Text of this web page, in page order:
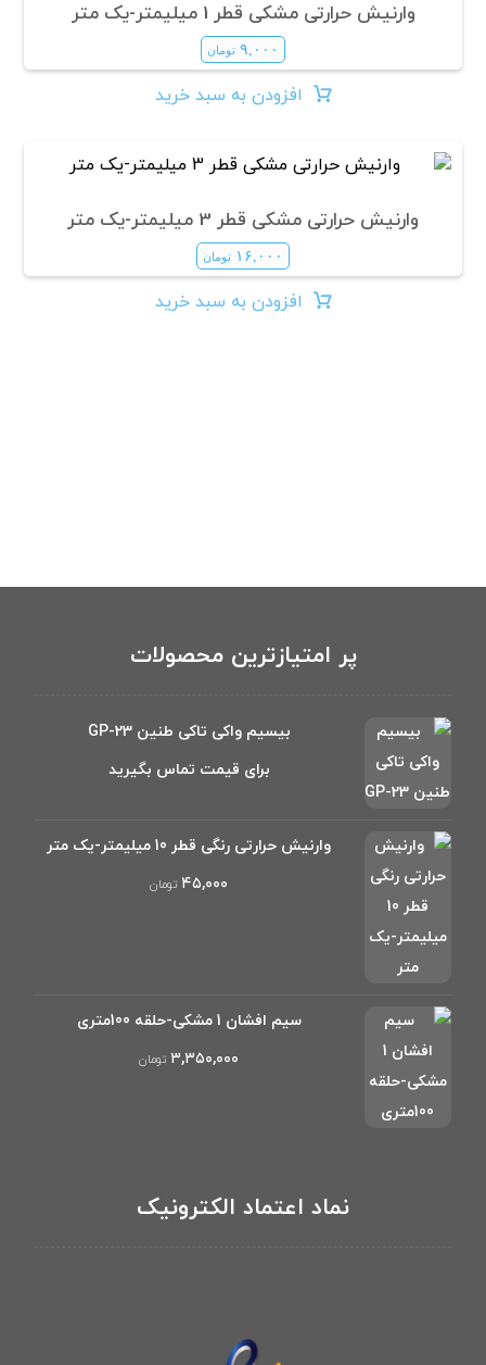
وارنیش حرارتی مشکی قطر 1 میلیمتر-یک متر
۹,۰۰۰ تومان
افزودن به سبد خرید
وارنیش حرارتی مشکی قطر 3 میلیمتر-یک متر
۱۶,۰۰۰ تومان
افزودن به سبد خرید
پر امتیازترین محصولات
بیسیم واکی تاکی طنین GP-23
برای قیمت تماس بگیرید
وارنیش حرارتی رنگی قطر 10 میلیمتر-یک متر
۴۵,۰۰۰ تومان
سیم افشان 1 مشکی-حلقه 100متری
۳,۳۵۰,۰۰۰ تومان
نماد اعتماد الکترونیک